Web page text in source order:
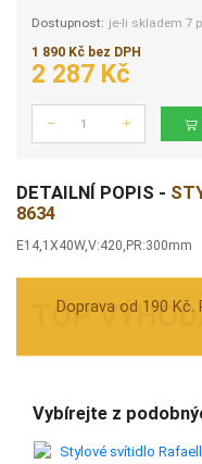
Dostupnost: je-li skladem 7
1 890 Kč bez DPH
2 287 Kč
DETAILNÍ POPIS -
8634
E14,1X40W,V:420,PR:300mm
Doprava od 190 Kč.
Vybírejte z